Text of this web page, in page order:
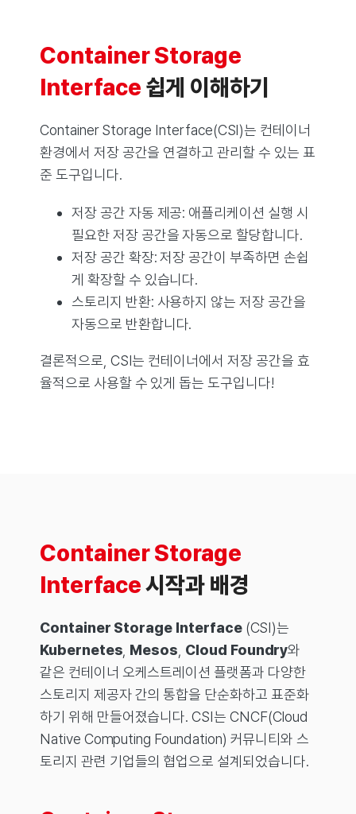
Container Storage
Interface 쉽게 이해하기
Container Storage Interface(CSI)는 컨테이너
환경에서 저장 공간을 연결하고 관리할 수 있는 표
준 도구입니다.
저장 공간 자동 제공: 애플리케이션 실행 시
필요한 저장 공간을 자동으로 할당합니다.
저장 공간 확장: 저장 공간이 부족하면 손쉽
게 확장할 수 있습니다.
스토리지 반환: 사용하지 않는 저장 공간을
자동으로 반환합니다.
결론적으로, CSI는 컨테이너에서 저장 공간을 효
율적으로 사용할 수 있게 돕는 도구입니다!
Container Storage
Interface시작과 배경
Container Storage Interface(CSI)는
Kubernetes Mesos Cloud Foundry와
같은 컨테이너 오케스트레이션 플랫폼과 다양한
스토리지 제공자 간의 통합을 단순화하고 표준화
하기 위해 만들어졌습니다. CSI는 CNCF(Cloud
Native Computing Foundation) 커뮤니티와 스
토리지 관련 기업들의 협업으로 설계되었습니다.